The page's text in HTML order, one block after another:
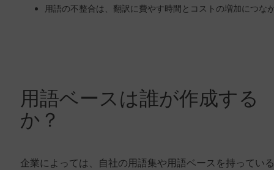
用語の不整合は、翻訳に費やす時間とコストの増加につな
用語ベースは誰が作成する
か？
企業によっては、自社の用語集や用語ベースを持ってい